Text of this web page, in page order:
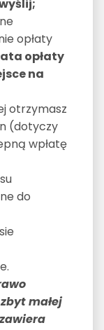
opłaty
opłaty
na
otrzymasz
(dotyczy
wpłatę
do
małej